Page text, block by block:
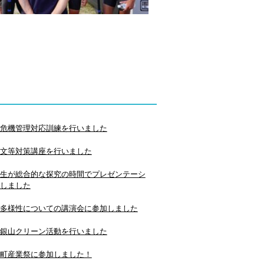
機管理対応訓練を行いました
等対策講座を行いました
が総合的な探究の時間でプレゼンテーシ
ました
様性についての講演会に参加しました
山クリーン活動を行いました
産業祭に参加しました！